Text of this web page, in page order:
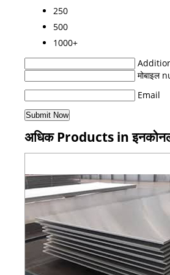
250
500
1000+
मोबाइल
Email
अधिक Products in